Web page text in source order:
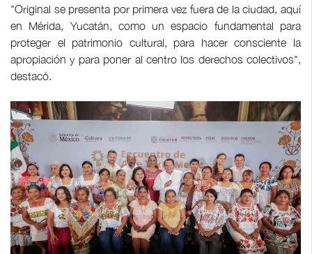
"Original se presenta por primera vez fuera de la ciudad, aquí
en Mérida, Yucatán, como un espacio fundamental para
proteger el patrimonio cultural, para hacer consciente la
apropiación y para poner al centro los derechos colectivos",
destacó.